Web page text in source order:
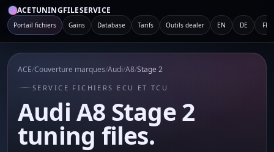
ACETUNINGFILESERVICE
Portail fichiers Gains Database Tarifs Outils dealer EN DE FR
ACE/Couverture marques/Audi/A8/Stage 2
SERVICE FICHIERS ECU ET TCU
Audi A8 Stage 2
tuning files.